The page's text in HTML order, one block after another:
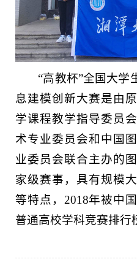
“高教杯”全国大学
息建模创新大赛是由
学课程教学指导委员
术专业委员会和中国
业委员会联合主办的
家级赛事，具有规模
等特点，2018年被中
普通高校学科竞赛排行